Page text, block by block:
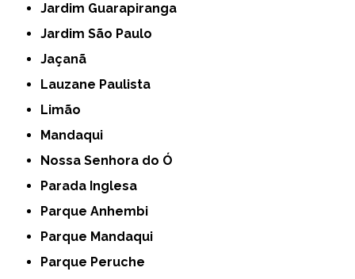
Jardim Guarapiranga
Jardim São Paulo
Jaçanã
Lauzane Paulista
Limão
Mandaqui
Nossa Senhora do Ó
Parada Inglesa
Parque Anhembi
Parque Mandaqui
Parque Peruche